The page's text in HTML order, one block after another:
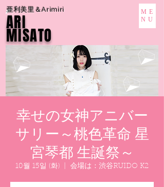
亜利美里＆Arimiri
ARI
MISATO
ME
NU
幸せの女神アニバー
サリー～桃色革命 星
宮琴都 生誕祭～
10월 15일 (화) 会場は：渋谷RUIDO K2